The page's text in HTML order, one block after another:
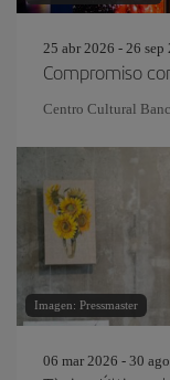
25 abr 2026 - 26 sep
Compromiso
Centro Cultural
Imagen: Pressmaster
06 mar 2026 - 30